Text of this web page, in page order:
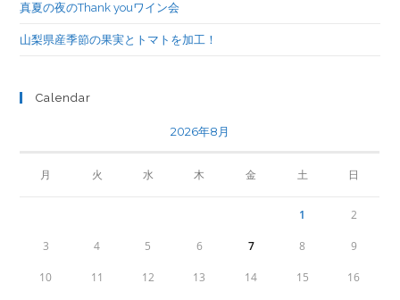
真夏の夜のThank youワイン会
山梨県産季節の果実とトマトを加工！
Calendar
2026年8月
月 火 水 木 金 土 日
1 2
3 4 5 6 7 8 9
10 11 12 13 14 15 16